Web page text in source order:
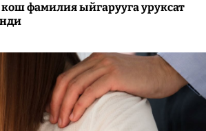
фамилия ыйгарууга уруксат